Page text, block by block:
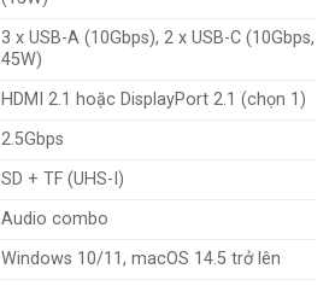
3 x USB-A (10Gbps), 2 x USB-C (10Gbps,
45W)
HDMI 2.1 hoặc DisplayPort 2.1 (chọn 1)
2.5Gbps
SD + TF (UHS-I)
Audio combo
Windows 10/11, macOS 14.5 trở lên